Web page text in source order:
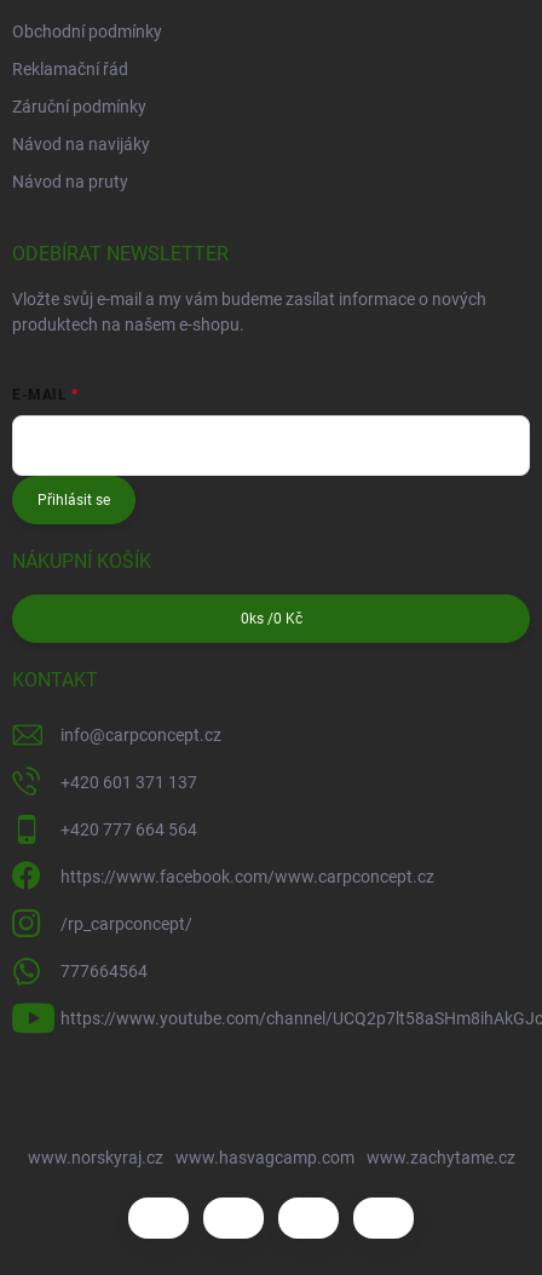
Obchodní podmínky
Reklamační řád
Záruční podmínky
Návod na navijáky
Návod na pruty
ODEBÍRAT NEWSLETTER
Vložte svůj e-mail a my vám budeme zasílat informace o nových
produktech na našem e-shopu.
E-MAIL
Přihlásit se
NÁKUPNÍ KOŠÍK
0ks /0 Kč
KONTAKT
info@carpconcept.cz
+420 601 371 137
+420 777 664 564
https://www.facebook.com/www.carpconcept.cz
/rp_carpconcept/
777664564
https://www.youtube.com/channel/
www.norskyraj.cz www.hasvagcamp.com www.zachytame.cz